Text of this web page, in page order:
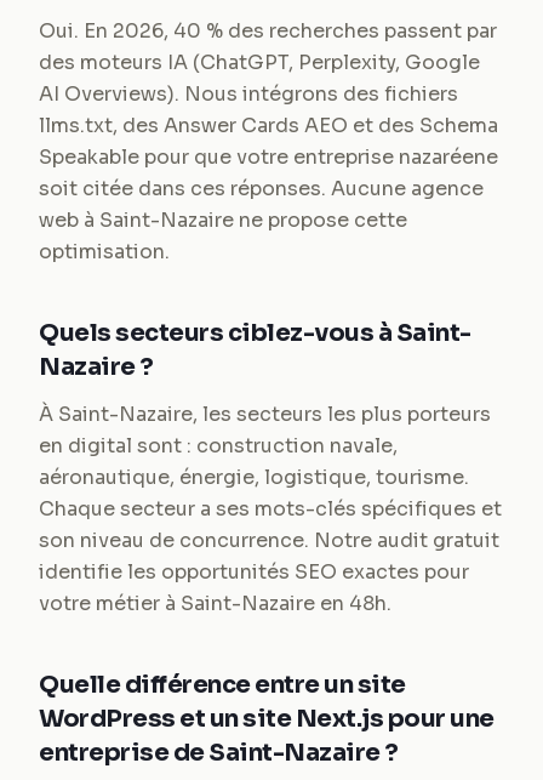
Oui. En 2026, 40 % des recherches passent par
des moteurs IA (ChatGPT, Perplexity, Google
AI Overviews). Nous intégrons des fichiers
llms.txt, des Answer Cards AEO et des Schema
Speakable pour que votre entreprise nazaréene
soit citée dans ces réponses. Aucune agence
web à Saint-Nazaire ne propose cette
optimisation.
Quels secteurs ciblez-vous à Saint-
Nazaire ?
À Saint-Nazaire, les secteurs les plus porteurs
en digital sont : construction navale,
aéronautique, énergie, logistique, tourisme.
Chaque secteur a ses mots-clés spécifiques et
son niveau de concurrence. Notre audit gratuit
identifie les opportunités SEO exactes pour
votre métier à Saint-Nazaire en 48h.
Quelle différence entre un site
WordPress et un site Next.js pour une
entreprise de Saint-Nazaire ?